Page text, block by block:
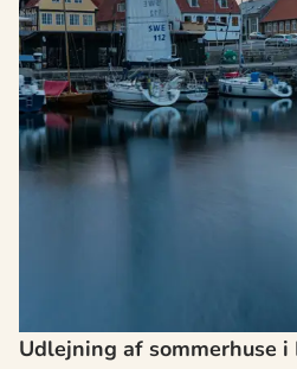
Udlejning af sommerhuse i